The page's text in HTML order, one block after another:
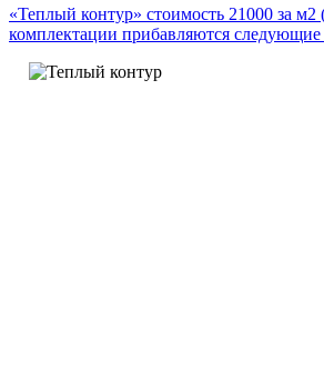
«Теплый контур» стоимость 21000 за м2
комплектации прибавляются